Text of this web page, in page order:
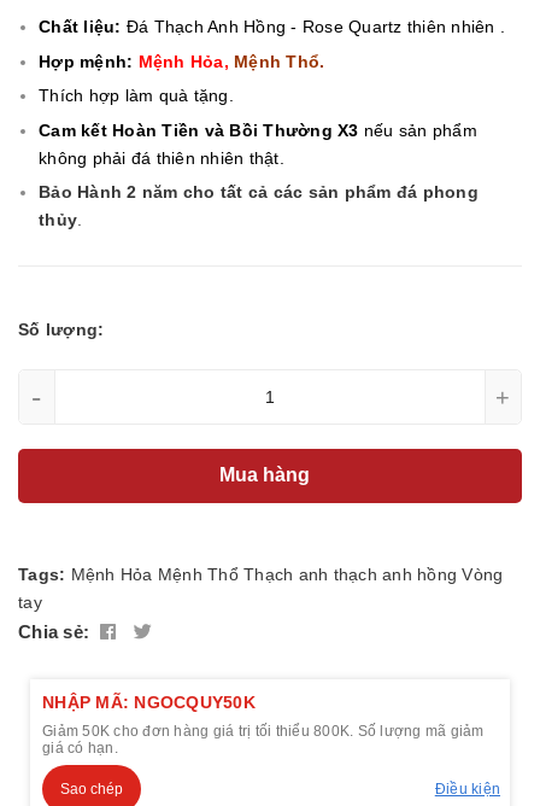
Chất liệu: Đá Thạch Anh Hồng - Rose Quartz thiên nhiên .
Hợp mệnh: Mệnh Hỏa, Mệnh Thổ.
Thích hợp làm quà tặng.
Cam kết Hoàn Tiền và Bồi Thường X3 nếu sản phẩm
không phải đá thiên nhiên thật.
Bảo Hành 2 năm cho tất cả các sản phẩm đá phong
thủy.
Số lượng:
- +
Mua hàng
Tags: Mệnh Hỏa Mệnh Thổ Thạch anh thạch anh hồng Vòng
tay
Chia sẻ:
NHẬP MÃ: NGOCQUY50K
Giảm 50K cho đơn hàng giá trị tối thiểu 800K. Số lượng mã giảm
giá có hạn.
Sao chép Điều kiện